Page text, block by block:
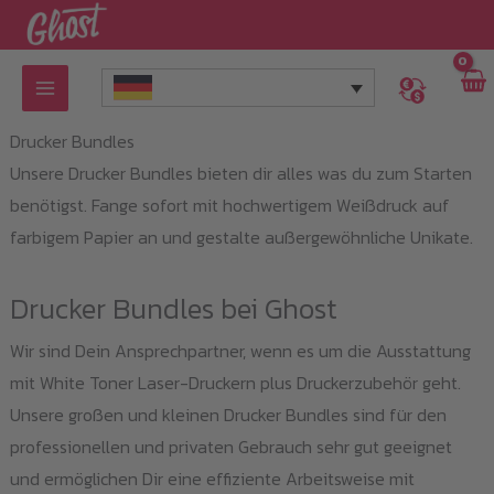
Zum
Inhalt
springen
Drucker Bundles
Unsere Drucker Bundles bieten dir alles was du zum Starten
benötigst. Fange sofort mit hochwertigem Weißdruck auf
farbigem Papier an und gestalte außergewöhnliche Unikate.
Drucker Bundles bei Ghost
Wir sind Dein Ansprechpartner, wenn es um die Ausstattung
mit White Toner Laser-Druckern plus Druckerzubehör geht.
Unsere großen und kleinen Drucker Bundles sind für den
professionellen und privaten Gebrauch sehr gut geeignet
und ermöglichen Dir eine effiziente Arbeitsweise mit